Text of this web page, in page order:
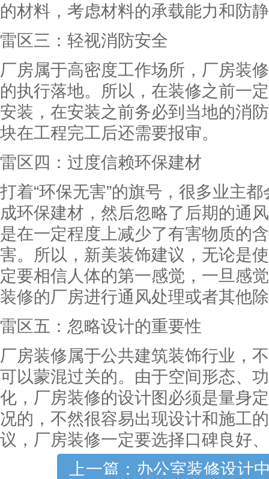
的材料，考虑材料的承载能力和防
雷区三：轻视消防安全
厂房属于高密度工作场所，厂房装
的执行落地。所以，在装修之前一
安装，在安装之前务必到当地的消
块在工程完工后还需要报审。
雷区四：过度信赖环保建材
打着“环保无害”的旗号，很多业主
成环保建材，然后忽略了后期的通
是在一定程度上减少了有害物质的
害。所以，新美装饰建议，无论是
定要相信人体的第一感觉，一旦感
装修的厂房进行通风处理或者其他
雷区五：忽略设计的重要性
厂房装修属于公共建筑装饰行业，
可以蒙混过关的。由于空间形态、
化，厂房装修的设计图必须是量身
况的，不然很容易出现设计和施工
议，厂房装修一定要选择口碑良好
上一篇：办公室装修设计